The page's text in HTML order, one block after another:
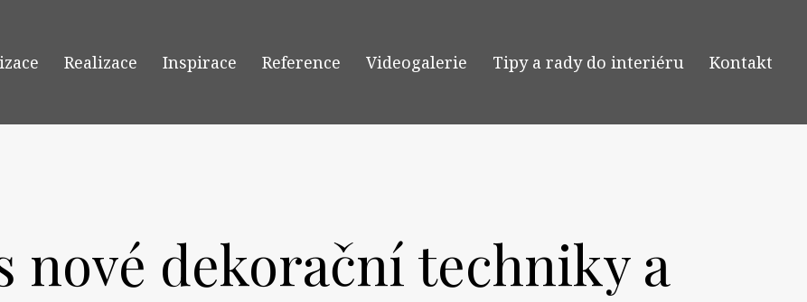
Realizace Inspirace Reference Videogalerie Tipy a rady do interiéru Kontakt
nové dekorační techniky a